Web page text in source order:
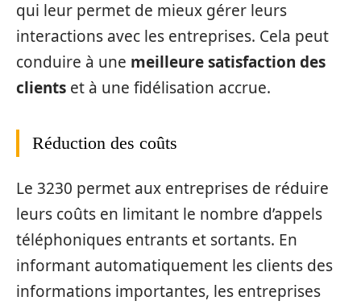
qui leur permet de mieux gérer leurs
interactions avec les entreprises. Cela peut
conduire à une meilleure satisfaction des
clients et à une fidélisation accrue.
Réduction des coûts
Le 3230 permet aux entreprises de réduire
leurs coûts en limitant le nombre d’appels
téléphoniques entrants et sortants. En
informant automatiquement les clients des
informations importantes, les entreprises